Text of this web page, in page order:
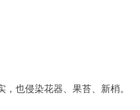
也侵染花器、果苔、新梢。